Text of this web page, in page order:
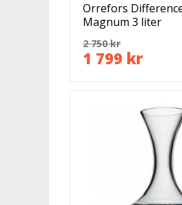
Orrefors
Magnum 3 liter
2 750 kr
1 799 kr